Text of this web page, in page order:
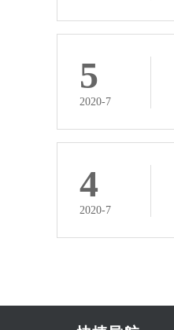
5
2020-7
4
2020-7